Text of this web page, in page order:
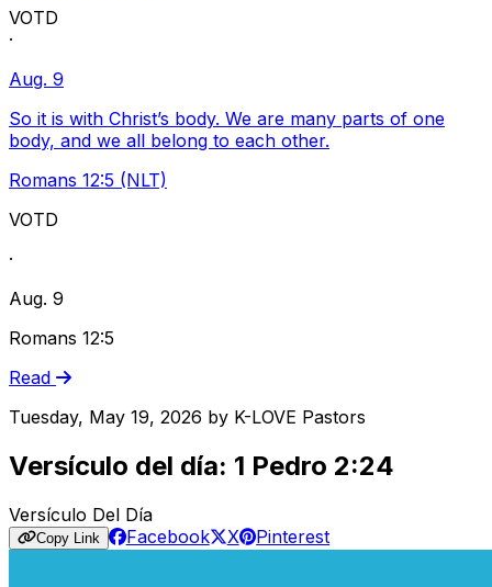
VOTD
·
Aug. 9
So it is with Christ’s body. We are many parts of one
body, and we all belong to each other.
Romans 12:5 (NLT)
VOTD
·
Aug. 9
Romans 12:5
Read
Tuesday, May 19, 2026 by K-LOVE Pastors
Versículo del día: 1 Pedro 2:24
Versículo Del Día
Copy Link Facebook X Pinterest